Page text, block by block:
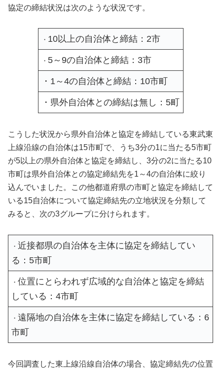
協定の締結状況は次のような状況です。
・ 10以上の自治体と締結：2市
・ 5～9の自治体と締結：3市
・1～4の自治体と締結：10市町
・県外自治体との締結は無し：5町
こうした状況から県外自治体と協定を締結している東武東
上線沿線の自治体は15市町で、うち3分の1に当たる5市町
が5以上の県外自治体と協定を締結し、3分の2に当たる10
市町は県外自治体との協定締結先を1～4の自治体に絞り
込んでいました。この他都道府県の市町と協定を締結して
いる15自治体について協定締結先の立地状況を分類して
みると、次の3グループに分けられます。
・近接都県の自治体を主体に協定を締結してい
る：5市町
・位置にとらわれず広域的な自治体と協定を締結
している：4市町
・遠隔地の自治体を主体に協定を締結している：6
市町
今回調査した東上線沿線自治体の場合、協定締結先の位置